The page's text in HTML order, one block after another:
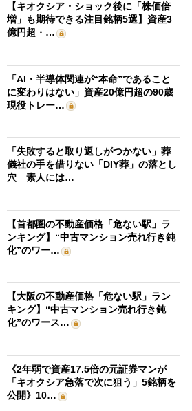
【キオクシア・ショック後に「株価倍
増」も期待できる注目銘柄5選】資産3
億円超・…
「AI・半導体関連が“本命”であること
に変わりはない」資産20億円超の90歳
現役トレー…
「失敗すると取り返しがつかない」葬
儀社の手を借りない「DIY葬」の落とし
穴 素人には…
【首都圏の不動産価格「危ない駅」ラ
ンキング】“中古マンション売れ行き鈍
化”のワー…
【大阪の不動産価格「危ない駅」ラン
キング】“中古マンション売れ行き鈍
化”のワース…
《2年弱で資産17.5倍の元証券マンが
「キオクシア急落で次に狙う」5銘柄を
公開》10…